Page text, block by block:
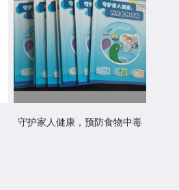
守护家人健康，预防食物中毒